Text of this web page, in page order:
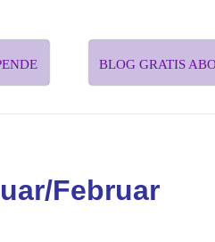
BLOG GRATIS
Februar